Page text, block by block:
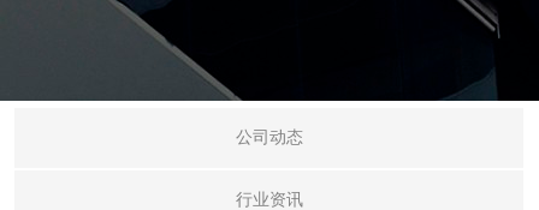
公司动态
行业资讯